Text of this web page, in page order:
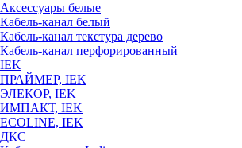
Аксессуары белые
Кабель-канал белый
Кабель-канал текстура дерево
Кабель-канал перфорированный
IEK
ПРАЙМЕР, IEK
ЭЛЕКОР, IEK
ИМПАКТ, IEK
ECOLINE, IEK
ДКС